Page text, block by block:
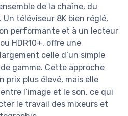
de la chaîne, du
Un téléviseur 8K bien réglé,
performante et à un lecteur
HDR10+, offre une
celle d’un simple
gamme. Cette approche
prix plus élevé, mais elle
l’image et le son, ce qui
le travail des mixeurs et